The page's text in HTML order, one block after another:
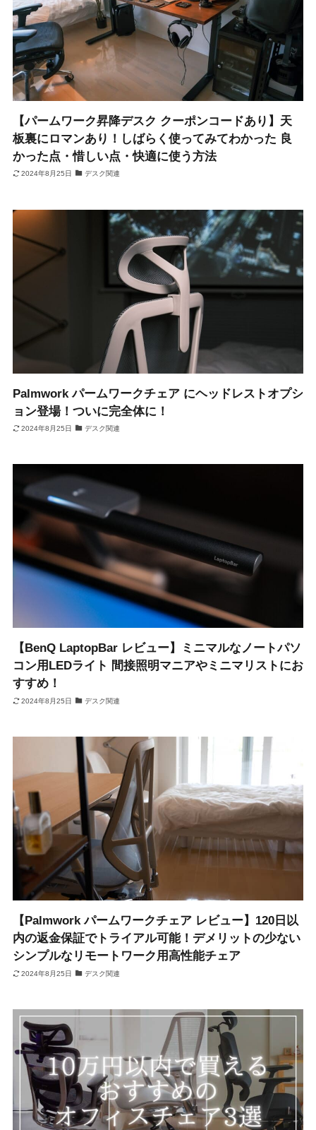
【パームワーク昇降デスク クーポンコードあり】天
板裏にロマンあり！しばらく使ってみてわかった 良
かった点・惜しい点・快適に使う方法
2024年8月25日 デスク関連
Palmwork パームワークチェア にヘッドレストオプシ
ョン登場！ついに完全体に！
2024年8月25日 デスク関連
【BenQ LaptopBar レビュー】ミニマルなノートパソ
コン用LEDライト 間接照明マニアやミニマリストにお
すすめ！
2024年8月25日 デスク関連
【Palmwork パームワークチェア レビュー】120日以
内の返金保証でトライアル可能！デメリットの少ない
シンプルなリモートワーク用高性能チェア
2024年8月25日 デスク関連